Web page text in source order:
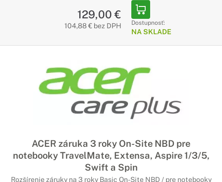
129,00 €
104,88 € bez DPH Dostupnosť:
NA SKLADE
ACER záruka 3 roky On-Site NBD pre
notebooky TravelMate, Extensa, Aspire 1/3/5,
Swift a Spin
Rozšírenie záruky na 3 roky Basic On-Site NBD / pre notebooky